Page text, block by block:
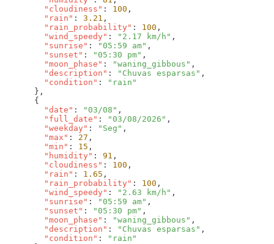
        "cloudiness"
: 100
        "rain"
: 3.21
        "rain_probability"
: 100
        "wind_speedy"
: "2.17 km/h"
        "sunrise"
: "05:59 am"
        "sunset"
: "05:30 pm"
        "moon_phase"
: "waning_gibbous"
        "description"
: "Chuvas esparsas"
        "condition"
:
        "date"
: "03/08"
        "full_date"
: "03/08/2026"
        "weekday"
: "Seg"
        "max"
: 27
        "min"
: 15
        "humidity"
: 91
        "cloudiness"
: 100
        "rain"
: 1.65
        "rain_probability"
: 100
        "wind_speedy"
: "2.63 km/h"
        "sunrise"
: "05:59 am"
        "sunset"
: "05:30 pm"
        "moon_phase"
: "waning_gibbous"
        "description"
: "Chuvas esparsas"
        "condition"
: